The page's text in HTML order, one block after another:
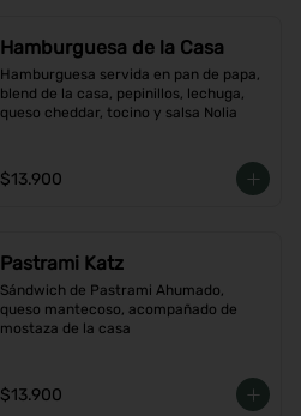
Hamburguesa de la Casa
Hamburguesa servida en pan de papa,
blend de la casa, pepinillos, lechuga,
queso cheddar, tocino y salsa Nolia
$13.900
Pastrami Katz
Sándwich de Pastrami Ahumado,
queso mantecoso, acompañado de
mostaza de la casa
$13.900